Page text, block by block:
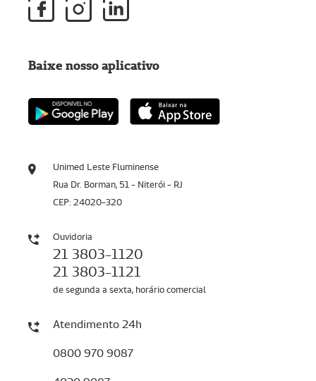
Unimed Leste Fluminense
Rua Dr. Borman, 51 - Niterói - RJ
CEP: 24020-320
Ouvidoria
21 3803-1120
21 3803-1121
de segunda a sexta, horário comercial
Atendimento 24h
0800 970 9087
Baixe nosso aplicativo